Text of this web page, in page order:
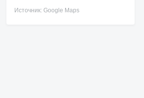
Источник: Google Maps